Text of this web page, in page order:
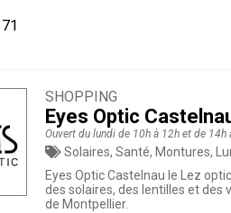
SHOPPING
Eyes Optic
Ouvert du lundi de 10h à 12h et de
Solaires, Santé, Montures,
Eyes Optic Castelnau le Lez
des solaires, des lentilles et des
de Montpellier.